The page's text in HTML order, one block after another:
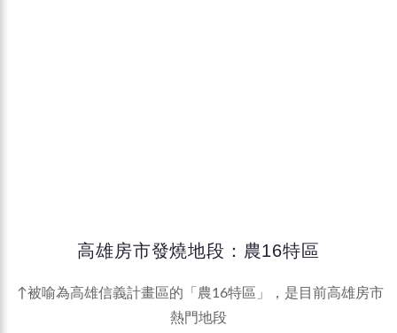
高雄房市發燒地段：農16特區
↑被喻為高雄信義計畫區的「農16特區」，是目前高雄房市
熱門地段